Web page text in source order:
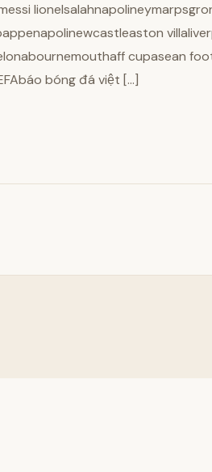
cupasean
bóng đá việt […]